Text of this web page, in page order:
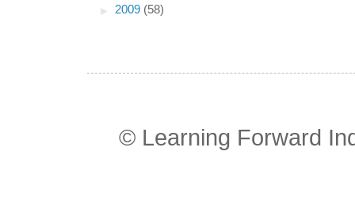
► 2009 (58)
© Learning Forward